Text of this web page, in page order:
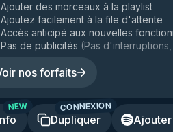
Ajouter des morceaux à la playlist
Ajoutez facilement à la file d'attente
Accès anticipé aux nouvelles
Pas de publicités (Pas
nos forfaits
NEW
Dupliquer
CONNEXION